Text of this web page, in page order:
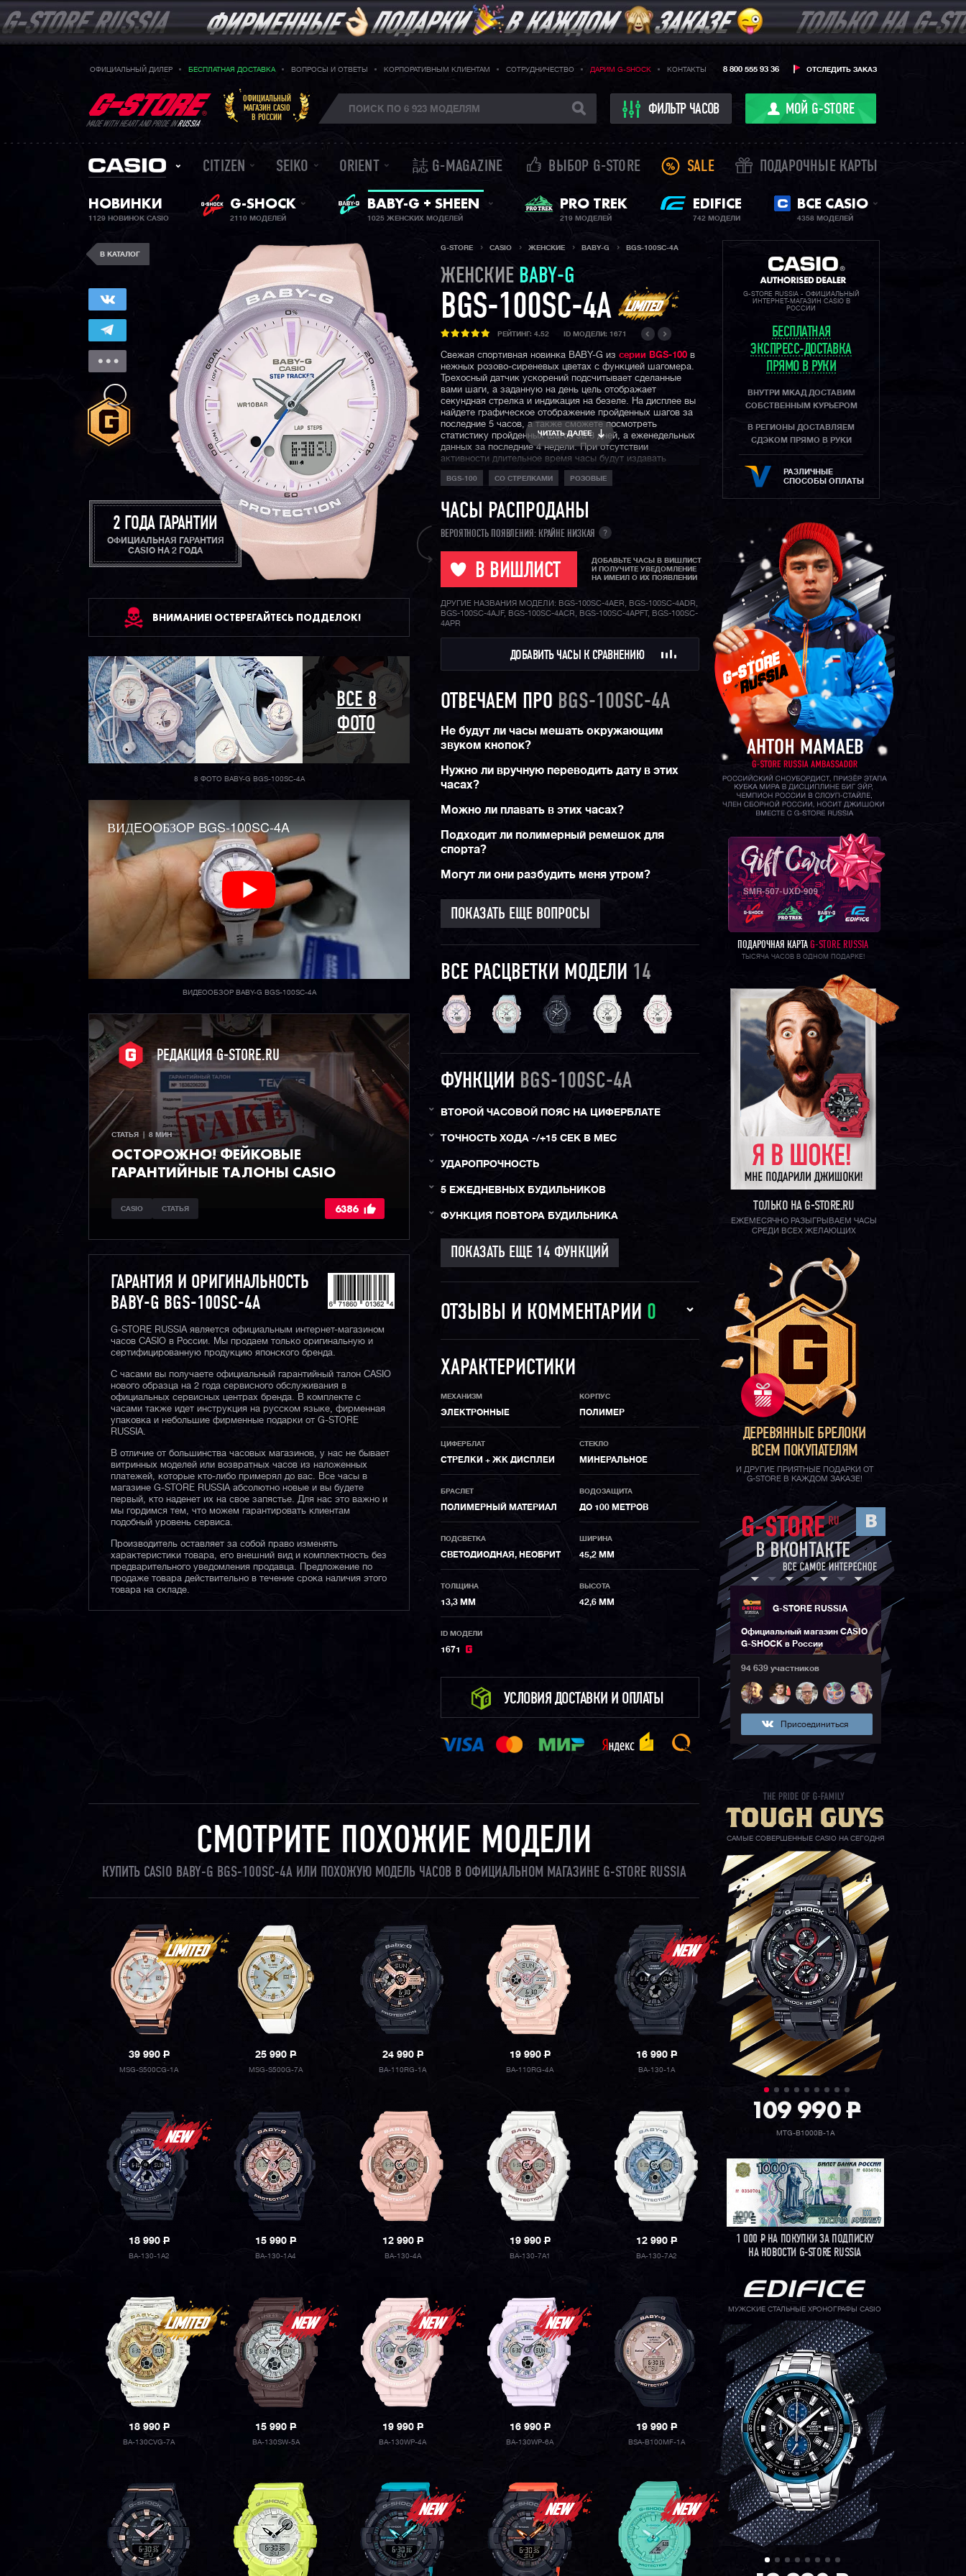
ОФИЦИАЛЬНЫЙ ДИЛЕР БЕСПЛАТНАЯ ДОСТАВКА ВОПРОСЫ И ОТВЕТЫ КОРПОРАТИВНЫМ КЛИЕНТАМ СОТРУДНИЧЕСТВО ДАРИМ G-SHOCK КОНТАКТЫ ОТСЛЕДИТЬ ЗАКАЗ
8 800 555 93 36
MADE WITH HEART AND PRIDE INRUSSIA
ОФИЦИАЛЬНЫЙ
МАГАЗИН CASIO
В РОССИИ
ФИЛЬТР ЧАСОВ МОЙ G-STORE
CITIZEN SEIKO ORIENT 誌 G-MAGAZINE ВЫБОР G-STORE SALE ПОДАРОЧНЫЕ КАРТЫ
НОВИНКИ
1129 НОВИНОК CASIO
G-SHOCK
2110 МОДЕЛЕЙ
ЖЕНСКИЕ ЧАСЫ
BABY-G + SHEEN
1025 ЖЕНСКИХ МОДЕЛЕЙ
PRO TREK
219 МОДЕЛЕЙ
EDIFICE
742 МОДЕЛИ
ВСЕ CASIO
4358 МОДЕЛЕЙ
В КАТАЛОГ
2 ГОДА ГАРАНТИИ
ОФИЦИАЛЬНАЯ ГАРАНТИЯ
CASIO НА 2 ГОДА
ВНИМАНИЕ! ОСТЕРЕГАЙТЕСЬ ПОДДЕЛОК!
ВСЕ 8
ФОТО
8 ФОТО BABY-G BGS-100SC-4A
ВИДEOOБЗOP BGS-100SC-4A
ВИДЕООБЗОР BABY-G BGS-100SC-4A
РЕДАКЦИЯ G-STORE.RU
СТАТЬЯ  |  8 МИН
ОСТОРОЖНО! ФЕЙКОВЫЕ
ГАРАНТИЙНЫЕ ТАЛОНЫ CASIO
CASIO СТАТЬЯ 6386
ГАРАНТИЯ И ОРИГИНАЛЬНОСТЬ
BABY-G BGS-100SC-4A
G-STORE RUSSIA является официальным интернет-магазином
часов CASIO в России. Мы продаем только оригинальную и
сертифицированную продукцию японского бренда.
С часами вы получаете официальный гарантийный талон CASIO
нового образца на 2 года сервисного обслуживания в
официальных сервисных центрах бренда. В комплекте с
часами также идет инструкция на русском языке, фирменная
упаковка и небольшие фирменные подарки от G-STORE
RUSSIA.
В отличие от большинства часовых магазинов, у нас не бывает
витринных моделей или возвратных часов из наложенных
платежей, которые кто-либо примерял до вас. Все часы в
магазине G-STORE RUSSIA абсолютно новые и вы будете
первый, кто наденет их на свое запястье. Для нас это важно и
мы гордимся тем, что можем гарантировать клиентам
подобный уровень сервиса.
Производитель оставляет за собой право изменять
характеристики товара, его внешний вид и комплектность без
предварительного уведомления продавца. Предложение по
продаже товара действительно в течение срока наличия этого
товара на складе.
G-STORE CASIO ЖЕНСКИЕ BABY-G BGS-100SC-4A
ЖЕНСКИЕ BABY-G
BGS-100SC-4A
РЕЙТИНГ: 4.52 ID МОДЕЛИ: 1671
Свежая спортивная новинка BABY-G из серии BGS-100 в
нежных розово-сиреневых цветах с функцией шагомера.
Трехосный датчик ускорений подсчитывает сделанные
вами шаги, а заданную на день цель отображает
секундная стрелка и индикация на безеле. На дисплее вы
найдете графическое отображение пройденных шагов за
последние 5 часов, а также сможете посмотреть
статистику пройденных шагов за 8 дней, а еженедельных
данных за последние 4 недели. При отсутствии
активности длительное время часы будут издавать
звуковой сигнал, пытаясь вас "расшевелить".
образ жизни, а благодаря водонепроницаемости их можно
не снимать даже в бассейне или в душе.
ЧИТАТЬ ДАЛЕЕ
BGS-100 СО СТРЕЛКАМИ РОЗОВЫЕ
ЧАСЫ РАСПРОДАНЫ
ВЕРОЯТНОСТЬ ПОЯВЛЕНИЯ: КРАЙНЕ НИЗКАЯ ?
В ВИШЛИСТ
ДОБАВЬТЕ ЧАСЫ В ВИШЛИСТ
И ПОЛУЧИТЕ УВЕДОМЛЕНИЕ
НА ИМЕИЛ О ИХ ПОЯВЛЕНИИ
ДРУГИЕ НАЗВАНИЯ МОДЕЛИ: BGS-100SC-4AER, BGS-100SC-4ADR,
BGS-100SC-4AJF, BGS-100SC-4ACR, BGS-100SC-4APFT, BGS-100SC-
4APR
ДОБАВИТЬ ЧАСЫ К СРАВНЕНИЮ
ОТВЕЧАЕМ ПРО BGS-100SC-4A
Не будут ли часы мешать окружающим
звуком кнопок?
Нужно ли вручную переводить дату в этих
часах?
Можно ли плавать в этих часах?
Подходит ли полимерный ремешок для
спорта?
Могут ли они разбудить меня утром?
ПОКАЗАТЬ ЕЩЕ ВОПРОСЫ
ВСЕ РАСЦВЕТКИ МОДЕЛИ 14
ФУНКЦИИ BGS-100SC-4A
ВТОРОЙ ЧАСОВОЙ ПОЯС НА ЦИФЕРБЛАТЕ
ТОЧНОСТЬ ХОДА -/+15 СЕК В МЕС
УДАРОПРОЧНОСТЬ
5 ЕЖЕДНЕВНЫХ БУДИЛЬНИКОВ
ФУНКЦИЯ ПОВТОРА БУДИЛЬНИКА
ОТЗЫВЫ И КОММЕНТАРИИ 0
ХАРАКТЕРИСТИКИ
МЕХАНИЗМ
ЭЛЕКТРОННЫЕ
КОРПУС
ПОЛИМЕР
ЦИФЕРБЛАТ
СТРЕЛКИ + ЖК ДИСПЛЕИ
СТЕКЛО
МИНЕРАЛЬНОЕ
БРАСЛЕТ
ПОЛИМЕРНЫЙ МАТЕРИАЛ
ВОДОЗАЩИТА
ДО 100 МЕТРОВ
ПОДСВЕТКА
СВЕТОДИОДНАЯ, НЕОБРИТ
ШИРИНА
45,2 ММ
ТОЛЩИНА
13,3 ММ
ВЫСОТА
42,6 ММ
ID МОДЕЛИ
1671
УСЛОВИЯ ДОСТАВКИ И ОПЛАТЫ
СМОТРИТЕ ПОХОЖИЕ МОДЕЛИ
КУПИТЬ CASIO BABY-G BGS-100SC-4A ИЛИ ПОХОЖУЮ МОДЕЛЬ ЧАСОВ В ОФИЦИАЛЬНОМ МАГАЗИНЕ G-STORE RUSSIA
39 990P
MSG-S500CG-1A
25 990P
MSG-S500G-7A
24 990 P
BA-110RG-1A
19 990P
BA-110RG-4A
16 990P
BA-130-1A
18 990P
BA-130-1A2
15 990P
BA-130-1A4
12 990 P
BA-130-4A
19 990P
BA-130-7A1
12 990P
BA-130-7A2
18 990P
BA-130CVG-7A
15 990P
BA-130SW-5A
19 990 P
BA-130WP-4A
16 990P
BA-130WP-6A
19 990P
BSA-B100MF-1A
G-STORE RUSSIA - ОФИЦИАЛЬНЫЙ
ИНТЕРНЕТ-МАГАЗИН CASIO В
РОССИИ
БЕСПЛАТНАЯ
ЭКСПРЕСС-ДОСТАВКА
ПРЯМО В РУКИ
ВНУТРИ МКАД ДОСТАВИМ
СОБСТВЕННЫМ КУРЬЕРОМ
В РЕГИОНЫ ДОСТАВЛЯЕМ
СДЭКОМ ПРЯМО В РУКИ
РАЗЛИЧНЫЕ
СПОСОБЫ ОПЛАТЫ
ПОДАРОЧНАЯ КАРТА G-STORE RUSSIA
ТЫСЯЧА ЧАСОВ В ОДНОМ ПОДАРКЕ!
ТОЛЬКО НА G-STORE.RU
ЕЖЕМЕСЯЧНО РАЗЫГРЫВАЕМ ЧАСЫ
СРЕДИ ВСЕХ ЖЕЛАЮЩИХ
ДЕРЕВЯННЫЕ БРЕЛОКИ
ВСЕМ ПОКУПАТЕЛЯМ
И ДРУГИЕ ПРИЯТНЫЕ ПОДАРКИ ОТ
G-STORE В КАЖДОМ ЗАКАЗЕ!
G-STORE RUSSIA
Официальный магазин CASIO
G-SHOCK в России
94 639 участников
Присоединиться
САМЫЕ СОВЕРШЕННЫЕ CASIO НА СЕГОДНЯ
109 990P
MTG-B1000B-1A
1 000РНА ПОКУПКИ ЗА ПОДПИСКУ
НА НОВОСТИ G-STORE RUSSIA
МУЖСКИЕ СТАЛЬНЫЕ ХРОНОГРАФЫ CASIO